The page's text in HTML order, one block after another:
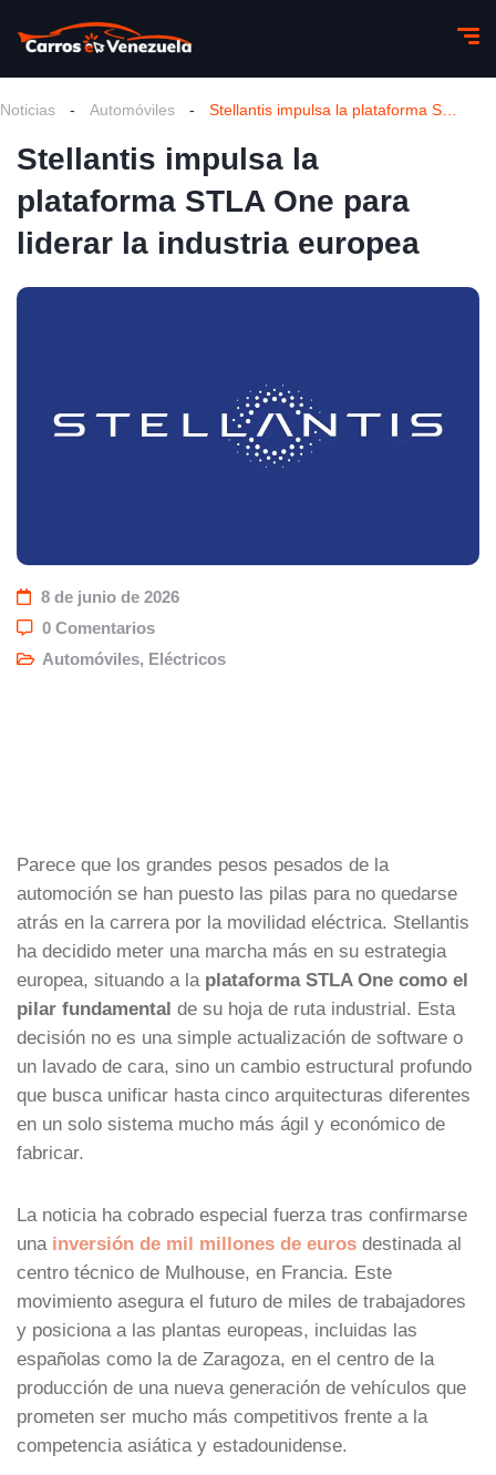
Noticias - Automóviles -
Stellantis impulsa la
plataforma STLA One para
liderar la industria europea
8 de junio de 2026
0 Comentarios
Automóviles, Eléctricos
Parece que los grandes pesos pesados de la
automoción se han puesto las pilas para no quedarse
atrás en la carrera por la movilidad eléctrica. Stellantis
ha decidido meter una marcha más en su estrategia
europea, situando a la plataforma STLA One como el
pilar fundamental de su hoja de ruta industrial. Esta
decisión no es una simple actualización de software o
un lavado de cara, sino un cambio estructural profundo
que busca unificar hasta cinco arquitecturas diferentes
en un solo sistema mucho más ágil y económico de
fabricar.
La noticia ha cobrado especial fuerza tras confirmarse
una inversión de mil millones de euros destinada al
centro técnico de Mulhouse, en Francia. Este
movimiento asegura el futuro de miles de trabajadores
y posiciona a las plantas europeas, incluidas las
españolas como la de Zaragoza, en el centro de la
producción de una nueva generación de vehículos que
prometen ser mucho más competitivos frente a la
competencia asiática y estadounidense.